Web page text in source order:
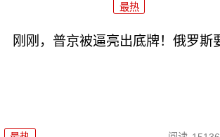
最热
刚刚，普京被逼亮出底牌！俄罗斯